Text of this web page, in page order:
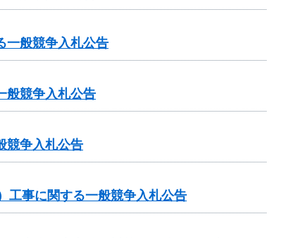
一般競争入札公告
般競争入札公告
競争入札公告
工事に関する一般競争入札公告